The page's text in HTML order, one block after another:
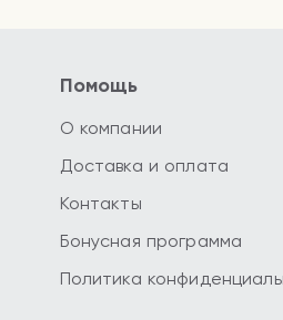
Помощь
О компании
Доставка и оплата
Контакты
Бонусная программа
Политика